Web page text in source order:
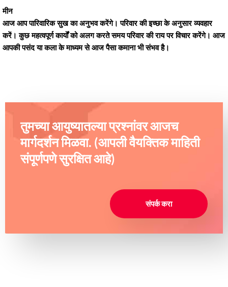
मीन
आज आप पारिवारिक सुख का अनुभव करेंगे। परिवार की इच्छा के अनुसार व्यवहार
करें। कुछ महत्वपूर्ण कार्यों को अलग करते समय परिवार की राय पर विचार करेंगे। आज
आपकी पसंद या कला के माध्यम से आज पैसा कमाना भी संभव है।
तुमच्या आयुष्यातल्या प्रश्नांवर आजच
मार्गदर्शन मिळवा. (आपली वैयक्तिक माहिती
संपूर्णपणे सुरक्षित आहे)
संपर्क करा